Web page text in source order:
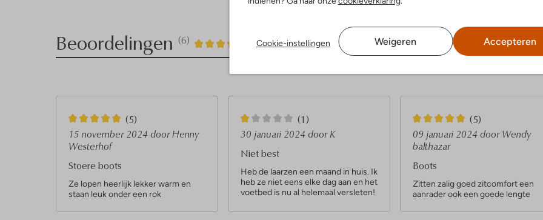
Cookie-instellingen Weigeren Accepteren
Product informatie
Beoordelingen (6) 4/5
6
4
5
S
t
e
r
r
(5)
15 november 2024 door Henny
Westerhof
Stoere boots
Ze lopen heerlijk lekker warm en
staan leuk onder een rok
1
S
t
e
r
(1)
30 januari 2024 door K
Niet best
Heb de laarzen een maand in huis. Ik
heb ze niet eens elke dag aan en het
voetbed is nu al helemaal versleten!
5
S
t
e
r
r
(5)
09 januari 2024 door Wendy
balthazar
Boots
Zitten zalig goed zitcomfort een
aanrader ook een goede lengte